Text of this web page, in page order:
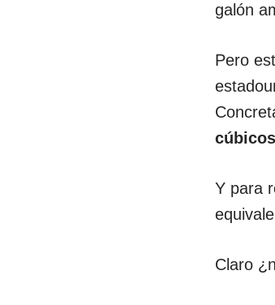
galón
Pero
Y para
Claro